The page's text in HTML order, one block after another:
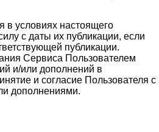
в условиях настоящего
с даты их публикации, если
публикации.
Сервиса Пользователем
и/или дополнений в
и согласие Пользователя с
дополнениями.